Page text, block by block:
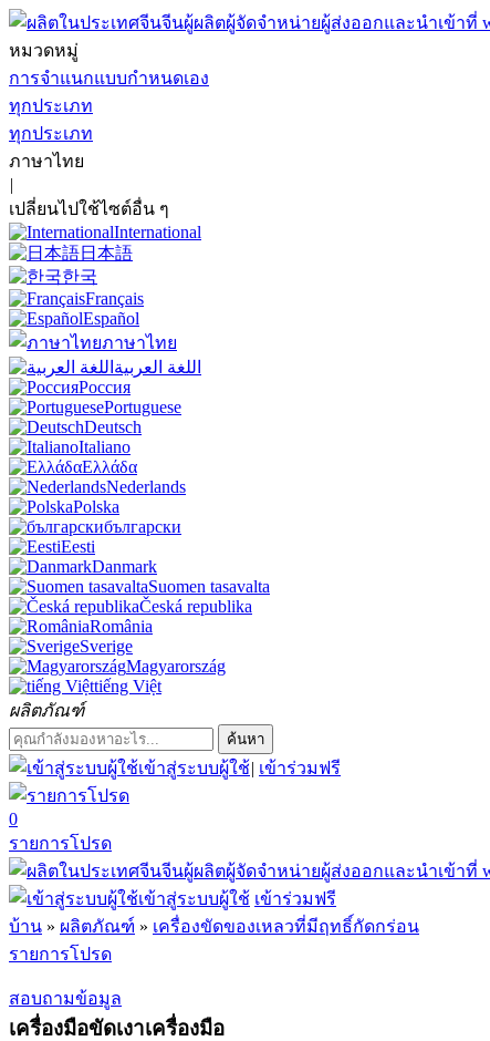
หมวดหมู่
การจำแนกแบบกำหนดเอง
ทุกประเภท
ทุกประเภท
ภาษาไทย
|
เปลี่ยนไปใช้ไซต์อื่น ๆ
International
日本語
한국
Français
Español
ภาษาไทย
اللغة العربية
Россия
Portuguese
Deutsch
Italiano
Ελλάδα
Nederlands
Polska
български
Eesti
Danmark
Suomen tasavalta
Česká republika
România
Sverige
Magyarország
tiếng Việt
ผลิตภัณฑ์
ค้นหา
เข้าสู่ระบบผู้ใช้| เข้าร่วมฟรี
0
รายการโปรด
เข้าสู่ระบบผู้ใช้ เข้าร่วมฟรี
บ้าน » ผลิตภัณฑ์ » เครื่องขัดของเหลวที่มีฤทธิ์กัดกร่อน
รายการโปรด
สอบถามข้อมูล
เครื่องมือขัดเงาเครื่องมือ